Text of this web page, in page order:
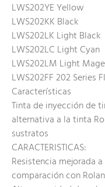
LWS202YE Yellow
LWS202KK Black
LWS202LK Light Black
LWS202LC Light Cyan
LWS202LM Light
LWS202FF 202 Series
Características
Tinta de inyección de
alternativa a la tinta
sustratos
CARACTERISTICAS:
Resistencia mejorada
comparación con